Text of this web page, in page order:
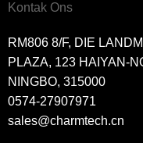
Kontak Ons
RM806 8/F, DIE
PLAZA, 123 HAIYAN-
NINGBO, 315000
0574-27907971
sales@charmtech.cn